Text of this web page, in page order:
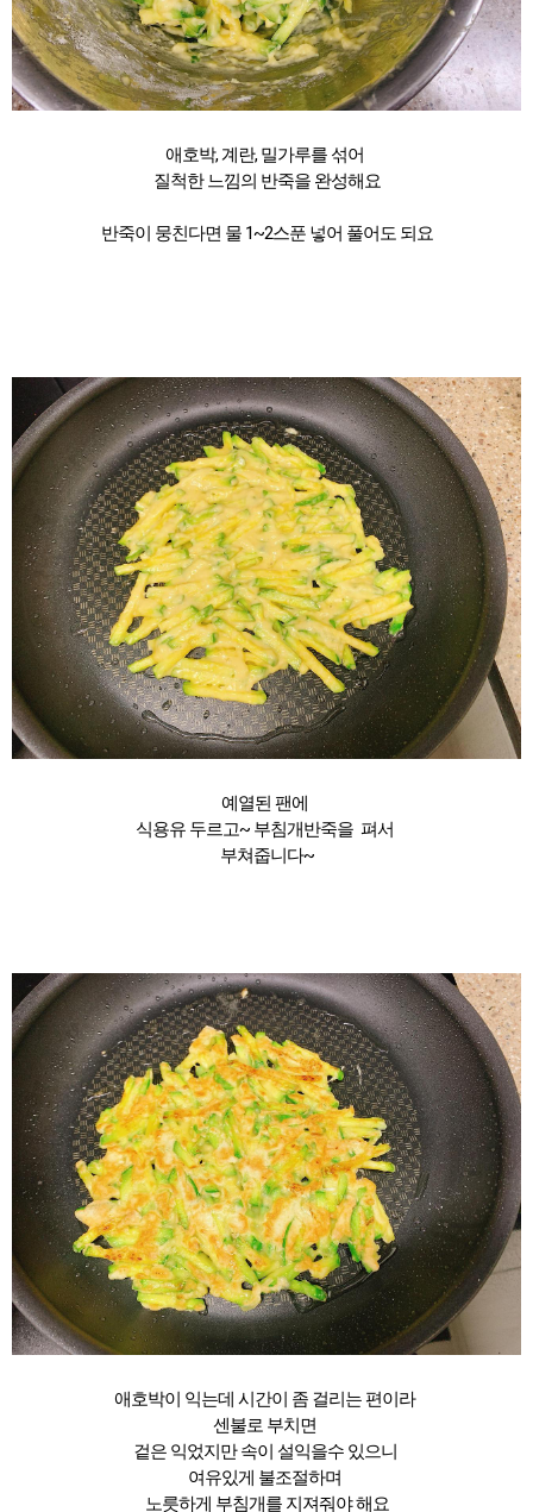
애호박, 계란, 밀가루를 섞어
질척한 느낌의 반죽을 완성해요
반죽이 뭉친다면 물 1~2스푼 넣어 풀어도 되요
예열된 팬에
식용유 두르고~ 부침개반죽을 펴서
부쳐줍니다~
애호박이 익는데 시간이 좀 걸리는 편이라
센불로 부치면
겉은 익었지만 속이 설익을수 있으니
여유있게 불조절하며
노릇하게 부침개를 지져줘야 해요